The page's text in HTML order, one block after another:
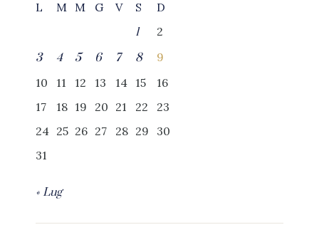
L
M M G V S
D
1
2
3
4 5 6 7 8
9
10
11 12 13 14 15
16
17
18 19 20 21 22
23
24 25 26 27 28 29
30
31
« Lug